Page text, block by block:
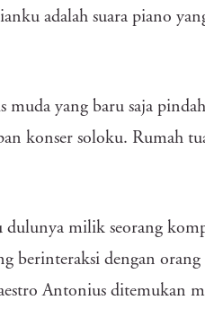
adalah suara piano
muda yang baru saja
konser soloku. Rumah
milik seorang
berinteraksi dengan orang
Antonius ditemukan